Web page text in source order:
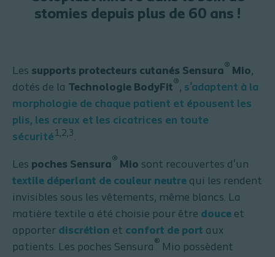
stomies depuis plus de 60 ans !
Les supports protecteurs cutanés Sensura® Mio,
dotés de la Technologie BodyFit®, s'adaptent à la
morphologie de chaque patient et épousent les
plis, les creux et les cicatrices en toute
sécurité 1,2,3 .
Les poches Sensura® Mio sont recouvertes d'un
textile déperlant de couleur neutre qui les rendent
invisibles sous les vêtements, même blancs. La
matière textile a été choisie pour être douce et
apporter discrétion et confort de port aux
patients. Les poches Sensura ® Mio possèdent